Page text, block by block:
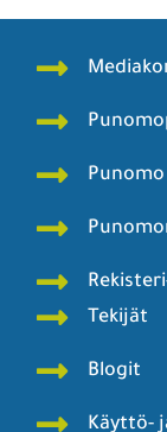
Tekijät
Blogit
Käyttö-